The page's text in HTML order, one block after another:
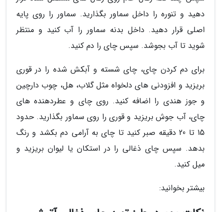
دهید و تنوره را داخل سماور بگذارید. سماور را روی پایه
اصلی قرار دهید. داخل بدنه سماور را آب کنید و منتظر
شوید تا آب بجوشد. سپس چای را دم کنید.
برای دم کردن چای، چای شسته و آبکش شده را در قوری
بریزید و افزودنی های دلخواه مثل گلاب، هل، چوب دارچین
و جوز هندی را اضافه کنید. روی چای و عطردهنده های
چای، آب جوش بریزید و قوری را روی سماور بگذارید. حدود
15 تا 20 دقیقه صبر کنید تا چای به آرامی دم بکشد و رنگ
بدهد. سپس چای ذغالی را در استکان یا لیوان بریزید و
میل کنید.
بیشتر بخوانید: